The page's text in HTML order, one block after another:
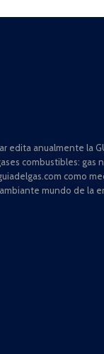
edita anualmente la
combustibles: gas
como
mundo de la